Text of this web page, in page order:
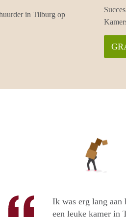
in Tilburg op
Ik was erg lang aan
een leuke kamer in